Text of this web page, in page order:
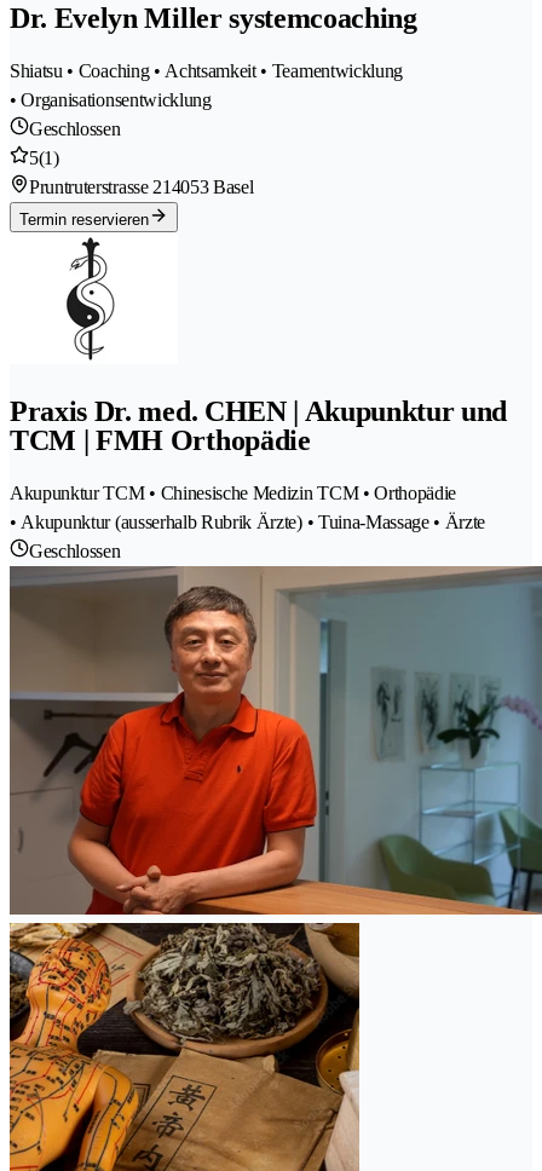
Dr. Evelyn Miller systemcoaching
Shiatsu • Coaching • Achtsamkeit • Teamentwicklung
• Organisationsentwicklung
Geschlossen
5(1)
Pruntruterstrasse 214053 Basel
Termin reservieren
Praxis Dr. med. CHEN | Akupunktur und
TCM | FMH Orthopädie
Akupunktur TCM • Chinesische Medizin TCM • Orthopädie
• Akupunktur (ausserhalb Rubrik Ärzte) • Tuina-Massage • Ärzte
Geschlossen